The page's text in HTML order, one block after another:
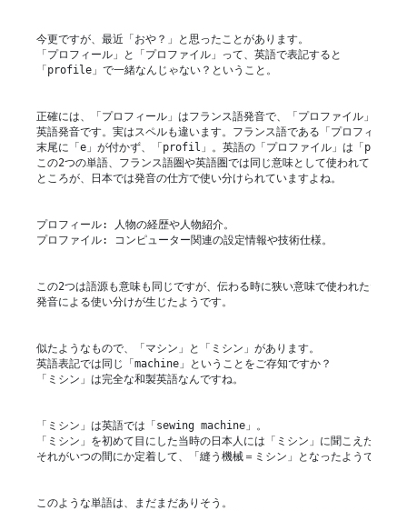
今更ですが、最近「おや？」と思ったことがあります。
「プロフィール」と「プロファイル」って、英語で表記すると
「profile」で一緒なんじゃない？ということ。
正確には、「プロフィール」はフランス語発音で、「プロファイル」は
英語発音です。実はスペルも違います。フランス語である「プロフィール
末尾に「e」が付かず、「profil」。英語の「プロファイル」は「
この2つの単語、フランス語圏や英語圏では同じ意味として使われています
ところが、日本では発音の仕方で使い分けられていますよね。
プロフィール: 人物の経歴や人物紹介。
プロファイル: コンピューター関連の設定情報や技術仕様。
この2つは語源も意味も同じですが、伝わる時に狭い意味で使われたため、
発音による使い分けが生じたようです。
似たようなもので、「マシン」と「ミシン」があります。
英語表記では同じ「machine」ということをご存知ですか？
「ミシン」は完全な和製英語なんですね。
「ミシン」は英語では「sewing machine」。
「ミシン」を初めて目にした当時の日本人には「ミシン」に聞こえたので
それがいつの間にか定着して、「縫う機械＝ミシン」となったようです。
このような単語は、まだまだありそう。